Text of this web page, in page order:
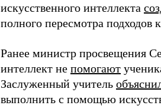
искусственного интеллекта
полного пересмотра
Ранее министр просвещения
интеллект не помогают
Заслуженный учитель
выполнить с помощью